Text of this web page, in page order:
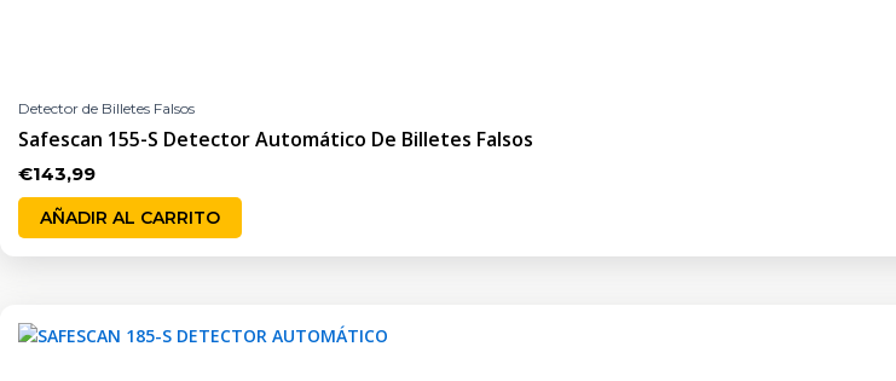
Detector de Billetes Falsos
Safescan 155-S Detector Automático De Billetes Falsos
€143,99
AÑADIR AL CARRITO